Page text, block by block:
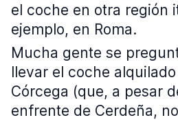
el coche en otra región
ejemplo, en Roma.
Mucha gente se
llevar el coche
Córcega (que, a pesar
enfrente de Cerdeña,